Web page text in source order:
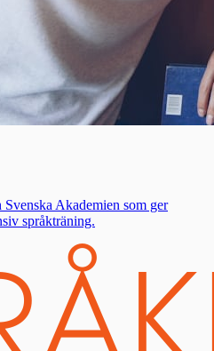
Akademien som ger
språkträning.